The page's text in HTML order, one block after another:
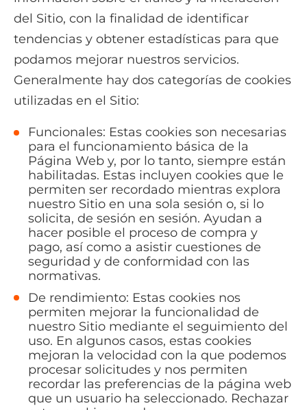
del Sitio, con la finalidad de identificar
tendencias y obtener estadísticas para que
podamos mejorar nuestros servicios.
Generalmente hay dos categorías de cookies
utilizadas en el Sitio:
Funcionales: Estas cookies son necesarias
para el funcionamiento básica de la
Página Web y, por lo tanto, siempre están
habilitadas. Estas incluyen cookies que le
permiten ser recordado mientras explora
nuestro Sitio en una sola sesión o, si lo
solicita, de sesión en sesión. Ayudan a
hacer posible el proceso de compra y
pago, así como a asistir cuestiones de
seguridad y de conformidad con las
normativas.
De rendimiento: Estas cookies nos
permiten mejorar la funcionalidad de
nuestro Sitio mediante el seguimiento del
uso. En algunos casos, estas cookies
mejoran la velocidad con la que podemos
procesar solicitudes y nos permiten
recordar las preferencias de la página web
que un usuario ha seleccionado. Rechazar